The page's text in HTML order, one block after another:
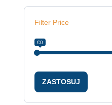
Filter Price
€0
ZASTOSUJ